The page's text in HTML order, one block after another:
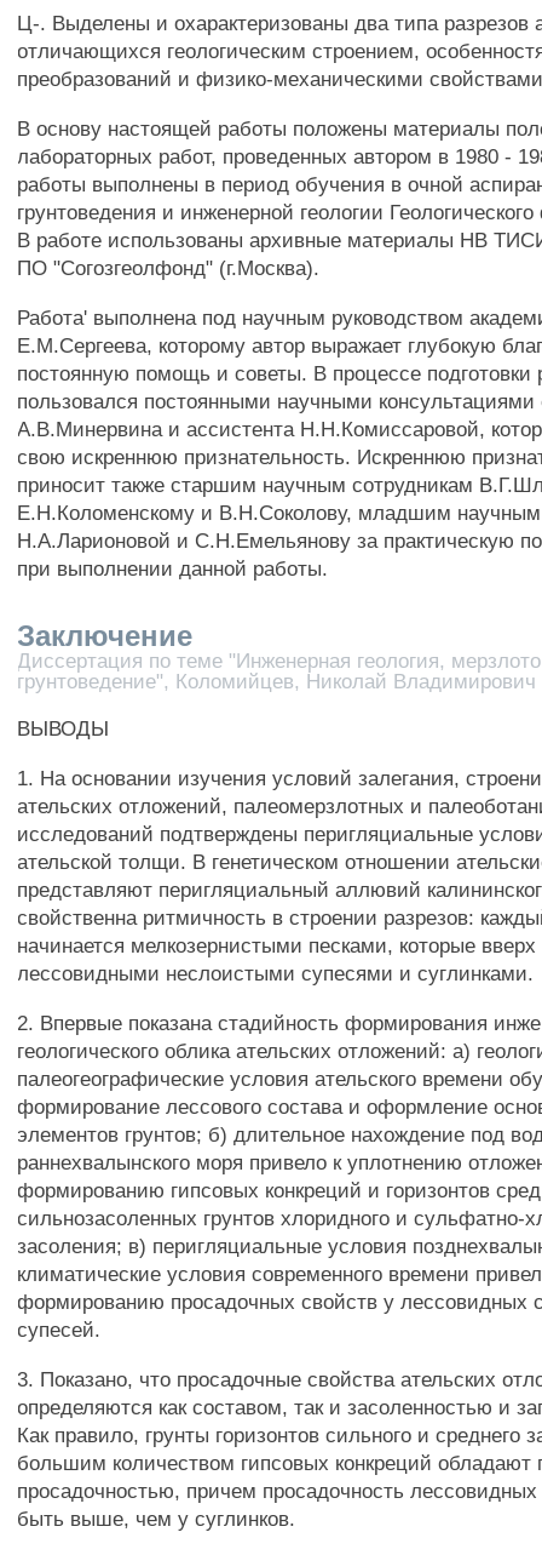
Ц-. Выделены и охарактеризованы два типа разрезов
отличающихся геологическим строением,
преобразований и физико-механическими
В основу настоящей работы положены материалы
лабораторных работ, проведенных автором в 1980 -
работы выполнены в период обучения в очной
грунтоведения и инженерной геологии
В работе использованы архивные материалы НВ
ПО "Согозгеолфонд" (г.Москва).
Работа' выполнена под научным руководством
Е.М.Сергеева, которому автор выражает глубокую
постоянную помощь и советы. В процессе подготовки
пользовался постоянными научными консультациями
А.В.Минервина и ассистента Н.Н.Комиссаровой,
свою искреннюю признательность. Искреннюю
приносит также старшим научным сотрудникам
Е.Н.Коломенскому и В.Н.Соколову, младшим научным
Н.А.Ларионовой и С.Н.Емельянову за практическую
при выполнении данной работы.
Заключение
Диссертация по теме "Инженерная геология,
грунтоведение", Коломийцев, Николай Владимирович
ВЫВОДЫ
1. На основании изучения условий залегания,
ательских отложений, палеомерзлотных и
исследований подтверждены перигляциальные
ательской толщи. В генетическом отношении
представляют перигляциальный аллювий
свойственна ритмичность в строении разрезов:
начинается мелкозернистыми песками, которые
лессовидными неслоистыми супесями и суглинками.
2. Впервые показана стадийность формирования
геологического облика ательских отложений: а)
палеогеографические условия ательского времени
формирование лессового состава и оформление
элементов грунтов; б) длительное нахождение под
раннехвалынского моря привело к уплотнению
формированию гипсовых конкреций и горизонтов
сильнозасоленных грунтов хлоридного и сульфатно-
засоления; в) перигляциальные условия
климатические условия современного времени
формированию просадочных свойств у лессовидных
супесей.
3. Показано, что просадочные свойства ательских
определяются как составом, так и засоленностью и
Как правило, грунты горизонтов сильного и среднего
большим количеством гипсовых конкреций
просадочностью, причем просадочность
быть выше, чем у суглинков.